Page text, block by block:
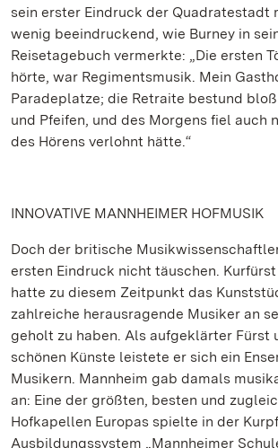
sein erster Eindruck der Quadratestadt
wenig beeindruckend, wie Burney in
Reisetagebuch vermerkte: „Die ersten
hörte, war Regimentsmusik. Mein
Paradeplatze; die Retraite bestund
und Pfeifen, und des Morgens fiel auch
des Hörens verlohnt hätte.“
INNOVATIVE MANNHEIMER HOFMUSIK
Doch der britische
ersten Eindruck nicht täuschen.
hatte zu diesem Zeitpunkt das
zahlreiche herausragende Musiker an
geholt zu haben. Als aufgeklärter Fürst
schönen Künste leistete er sich ein
Musikern. Mannheim gab damals
an: Eine der größten, besten und
Hofkapellen Europas spielte in der
Ausbildungssystem „Mannheimer